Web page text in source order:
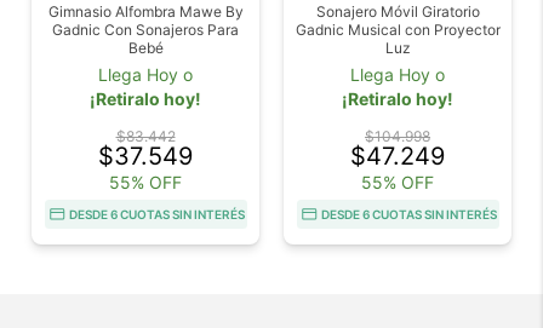
Gimnasio Alfombra Mawe By
Gadnic Con Sonajeros Para
Bebé
Llega Hoy o
¡Retiralo hoy!
$83.442
$37.549
55% OFF
DESDE 6 CUOTAS SIN INTERÉS
Sonajero Móvil Giratorio
Gadnic Musical con Proyector
Luz
Llega Hoy o
¡Retiralo hoy!
$104.998
$47.249
55% OFF
DESDE 6 CUOTAS SIN INTERÉS